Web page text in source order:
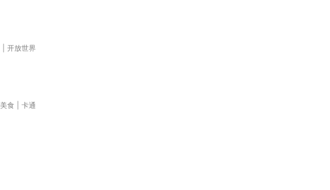
开放世界
美食
卡通